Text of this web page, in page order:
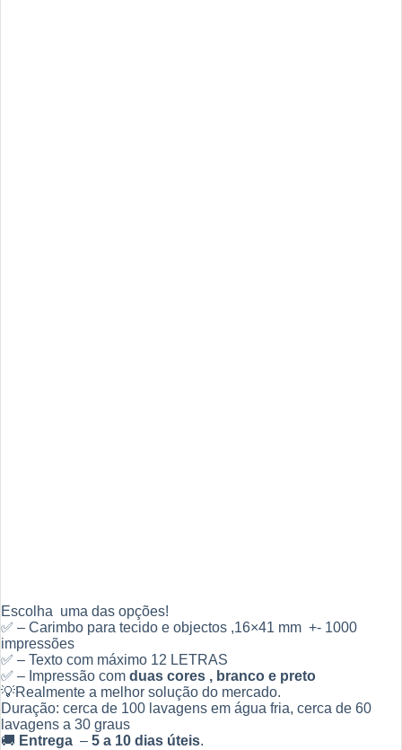
Escolha uma das opções!
✅ – Carimbo para tecido e objectos ,16×41 mm +- 1000
impressões
✅ – Texto com máximo 12 LETRAS
✅ – Impressão com duas cores , branco e preto
💡Realmente a melhor solução do mercado.
Duração: cerca de 100 lavagens em água fria, cerca de 60
lavagens a 30 graus
🚚 Entrega – 5 a 10 dias úteis.